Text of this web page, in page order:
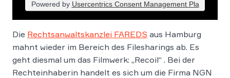
Powered by Usercentrics Consent Management Pla
Die Rechtsanwaltskanzlei FAREDS aus Hamburg
mahnt wieder im Bereich des Filesharings ab. Es
geht diesmal um das Filmwerk: „Recoil“ . Bei der
Rechteinhaberin handelt es sich um die Firma NGN